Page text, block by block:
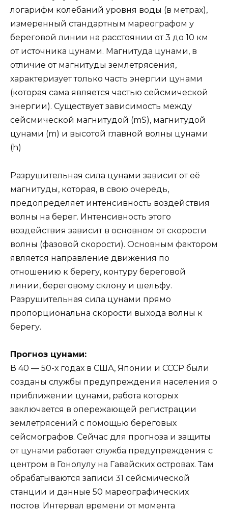
логарифм колебаний уровня воды (в метрах),
измеренный стандартным мареографом у
береговой линии на расстоянии от 3 до 10 км
от источника цунами. Магнитуда цунами, в
отличие от магнитуды землетрясения,
характеризует только часть энергии цунами
(которая сама является частью сейсмической
энергии). Существует зависимость между
сейсмической магнитудой (mS), магнитудой
цунами (m) и высотой главной волны цунами
(h)
Разрушительная сила цунами зависит от её
магнитуды, которая, в свою очередь,
предопределяет интенсивность воздействия
волны на берег. Интенсивность этого
воздействия зависит в основном от скорости
волны (фазовой скорости). Основным фактором
является направление движения по
отношению к берегу, контуру береговой
линии, береговому склону и шельфу.
Разрушительная сила цунами прямо
пропорциональна скорости выхода волны к
берегу.
Прогноз цунами:
В 40 — 50-х годах в США, Японии и СССР были
созданы службы предупреждения населения о
приближении цунами, работа которых
заключается в опережающей регистрации
землетрясений с помощью береговых
сейсмографов. Сейчас для прогноза и защиты
от цунами работает служба предупреждения с
центром в Гонолулу на Гавайских островах. Там
обрабатываются записи 31 сейсмической
станции и данные 50 мареографических
постов. Интервал времени от момента